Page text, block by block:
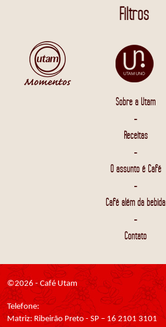
Filtros
Sobre a Utam
-
Receitas
-
O assunto é Café
-
Café além da bebida
-
Contato
©2026 - Café Utam
Telefone:
Matriz: Ribeirão Preto - SP – 16 2101 3101